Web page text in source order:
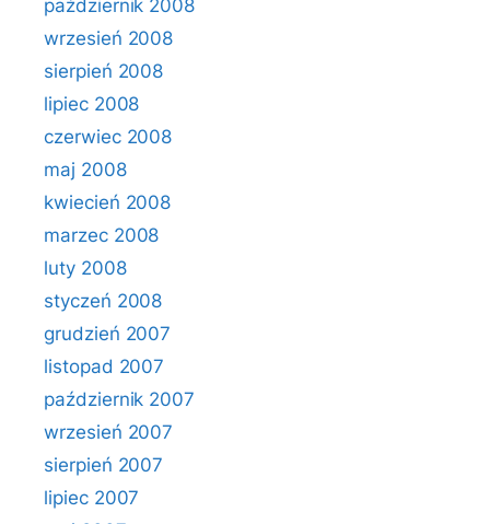
październik 2008
wrzesień 2008
sierpień 2008
lipiec 2008
czerwiec 2008
maj 2008
kwiecień 2008
marzec 2008
luty 2008
styczeń 2008
grudzień 2007
listopad 2007
październik 2007
wrzesień 2007
sierpień 2007
lipiec 2007